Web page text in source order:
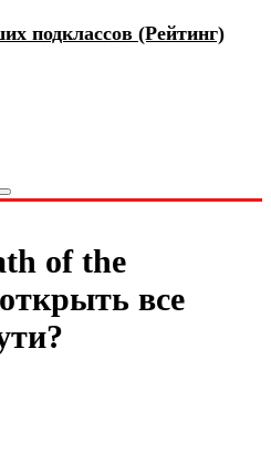
подклассов (Рейтинг)
of the
все